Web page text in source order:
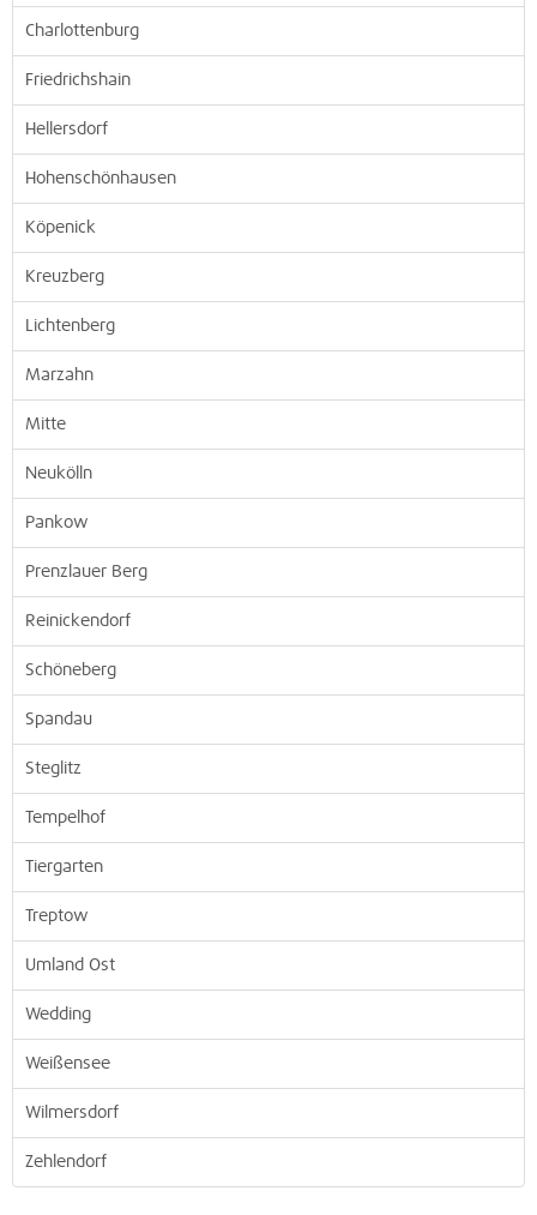
Charlottenburg
Friedrichshain
Hellersdorf
Hohenschönhausen
Köpenick
Kreuzberg
Lichtenberg
Marzahn
Mitte
Neukölln
Pankow
Prenzlauer Berg
Reinickendorf
Schöneberg
Spandau
Steglitz
Tempelhof
Tiergarten
Treptow
Umland Ost
Wedding
Weißensee
Wilmersdorf
Zehlendorf